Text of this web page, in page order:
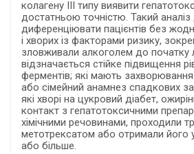
колагену III типу виявити
достатньою точністю. Такий
диференціювати пацієнтів без
і хворих із факторами ризику,
зловживали алкоголем до початку
відзначається стійке підвищення
ферментів; які мають захворювання
або сімейний анамнез спадкових
які хворі на цукровий діабет,
контакт з гепатотоксичними
хімічними речовинами, проходили
метотрексатом або отримали його
або більше.